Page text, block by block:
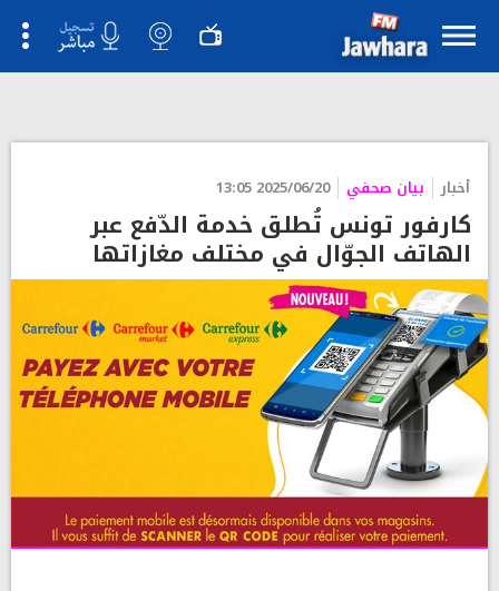
أخبار بيان صحفي 2025/06/20 13:05
كارفور تونس تُطلق خدمة الدّفع عبر
الهاتف الجوّال في مختلف مغازاتها